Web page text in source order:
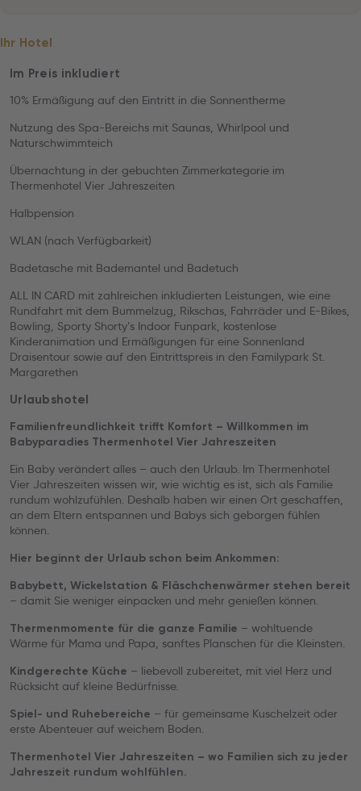
Ihr Hotel
Im Preis inkludiert
10% Ermäßigung auf den Eintritt in die Sonnentherme
Nutzung des Spa-Bereichs mit Saunas, Whirlpool und
Naturschwimmteich
Übernachtung in der gebuchten Zimmerkategorie im
Thermenhotel Vier Jahreszeiten
Halbpension
WLAN (nach Verfügbarkeit)
Badetasche mit Bademantel und Badetuch
ALL IN CARD mit zahlreichen inkludierten Leistungen, wie eine
Rundfahrt mit dem Bummelzug, Rikschas, Fahrräder und E-Bikes,
Bowling, Sporty Shorty’s Indoor Funpark, kostenlose
Kinderanimation und Ermäßigungen für eine Sonnenland
Draisentour sowie auf den Eintrittspreis in den Familypark St.
Margarethen
Urlaubshotel
Familienfreundlichkeit trifft Komfort – Willkommen im
Babyparadies Thermenhotel Vier Jahreszeiten
Ein Baby verändert alles – auch den Urlaub. Im Thermenhotel
Vier Jahreszeiten wissen wir, wie wichtig es ist, sich als Familie
rundum wohlzufühlen. Deshalb haben wir einen Ort geschaffen,
an dem Eltern entspannen und Babys sich geborgen fühlen
können.
Hier beginnt der Urlaub schon beim Ankommen:
Babybett, Wickelstation & Fläschchenwärmer stehen bereit
– damit Sie weniger einpacken und mehr genießen können.
Thermenmomente für die ganze Familie – wohltuende
Wärme für Mama und Papa, sanftes Planschen für die Kleinsten.
Kindgerechte Küche – liebevoll zubereitet, mit viel Herz und
Rücksicht auf kleine Bedürfnisse.
Spiel- und Ruhebereiche – für gemeinsame Kuschelzeit oder
erste Abenteuer auf weichem Boden.
Thermenhotel Vier Jahreszeiten – wo Familien sich zu jeder
Jahreszeit rundum wohlfühlen.